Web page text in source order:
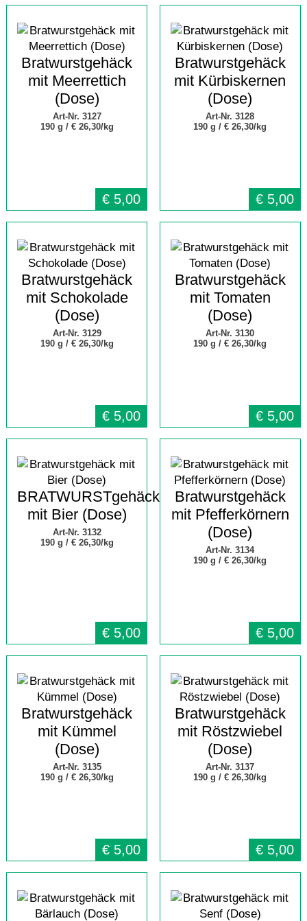
Bratwurstgehäck
mit Meerrettich
(Dose)
Art-Nr. 3127
190 g / € 26,30/kg
€ 5,00
Bratwurstgehäck
mit Kürbiskernen
(Dose)
Art-Nr. 3128
190 g /€ 26,30/kg
€ 5,00
Bratwurstgehäck
mit Schokolade
(Dose)
Art-Nr. 3129
190 g / € 26,30/kg
€ 5,00
Bratwurstgehäck
mit Tomaten
(Dose)
Art-Nr. 3130
190 g /€ 26,30/kg
€ 5,00
BRATWURSTgehäck
mit Bier (Dose)
Art-Nr. 3132
190 g / € 26,30/kg
€ 5,00
Bratwurstgehäck
mit Pfefferkörnern
(Dose)
Art-Nr. 3134
190 g /€ 26,30/kg
€ 5,00
Bratwurstgehäck
mit Kümmel
(Dose)
Art-Nr. 3135
190 g / € 26,30/kg
€ 5,00
Bratwurstgehäck
mit Röstzwiebel
(Dose)
Art-Nr. 3137
190 g /€ 26,30/kg
€ 5,00